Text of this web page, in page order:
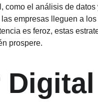
como el análisis de
empresas lleguen a
es feroz, estas
prospere.